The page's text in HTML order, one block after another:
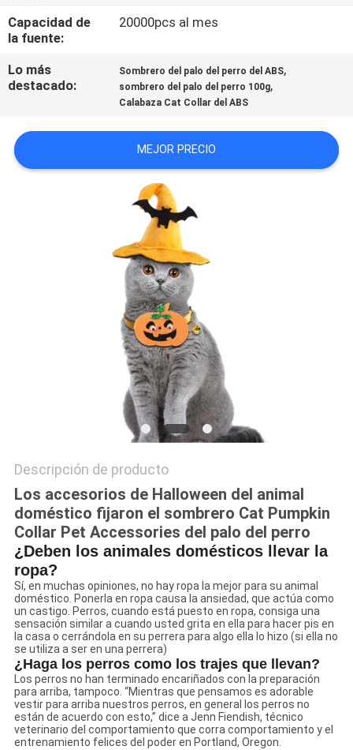
BLOG/NEWS
MAPA
DEL
PRIVACY
Capacidad de
la fuente:
20000pcs al mes
Lo más
destacado:
Sombrero del palo del perro del ABS,
sombrero del palo del perro 100g,
Calabaza Cat Collar del ABS
MEJOR PRECIO
Descripción de producto
Los accesorios de Halloween del animal
doméstico fijaron el sombrero Cat Pumpkin
Collar Pet Accessories del palo del perro
¿Deben los animales domésticos llevar la
ropa?
Sí, en muchas opiniones, no hay ropa la mejor para su animal
doméstico. Ponerla en ropa causa la ansiedad, que actúa como
un castigo. Perros, cuando está puesto en ropa, consiga una
sensación similar a cuando usted grita en ella para hacer pis en
la casa o cerrándola en su perrera para algo ella lo hizo (si ella no
se utiliza a ser en una perrera)
¿Haga los perros como los trajes que llevan?
Los perros no han terminado encariñados con la preparación
para arriba, tampoco. “Mientras que pensamos es adorable
vestir para arriba nuestros perros, en general los perros no
están de acuerdo con esto,” dice a Jenn Fiendish, técnico
veterinario del comportamiento que corra comportamiento y el
entrenamiento felices del poder en Portland, Oregon.